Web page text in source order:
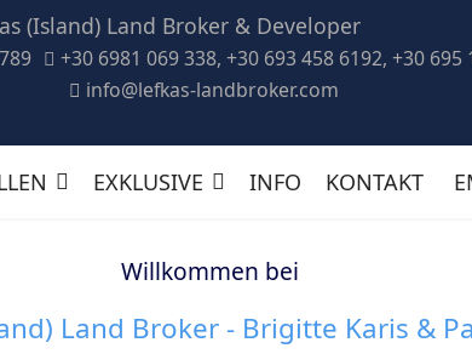
+30 6981 069 338, +30 693 458 6192, +30 695
info@lefkas-landbroker.com
EXKLUSIVE INFO KONTAKT
Willkommen bei
Land Broker - Brigitte Karis &